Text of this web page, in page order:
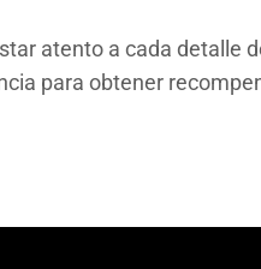
atento a cada detalle
para obtener